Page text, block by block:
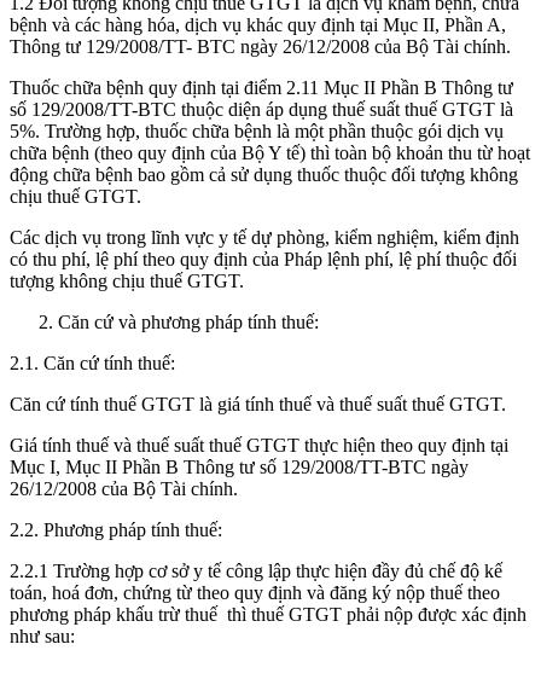
bệnh và các hàng hóa, dịch vụ khác quy định tại Mục II, Phần A,
Thông tư 129/2008/TT- BTC ngày 26/12/2008 của Bộ Tài chính.
Thuốc chữa bệnh quy định tại điểm 2.11 Mục II Phần B Thông tư
số 129/2008/TT-BTC thuộc diện áp dụng thuế suất thuế GTGT là
5%. Trường hợp, thuốc chữa bệnh là một phần thuộc gói dịch vụ
chữa bệnh (theo quy định của Bộ Y tế) thì toàn bộ khoản thu từ hoạt
động chữa bệnh bao gồm cả sử dụng thuốc thuộc đối tượng không
chịu thuế GTGT.
Các dịch vụ trong lĩnh vực y tế dự phòng, kiểm nghiệm, kiểm định
có thu phí, lệ phí theo quy định của Pháp lệnh phí, lệ phí thuộc đối
tượng không chịu thuế GTGT.
Căn cứ và phương pháp tính thuế:
2.1. Căn cứ tính thuế:
Căn cứ tính thuế GTGT là giá tính thuế và thuế suất thuế GTGT.
Giá tính thuế và thuế suất thuế GTGT thực hiện theo quy định tại
Mục I, Mục II Phần B Thông tư số 129/2008/TT-BTC ngày
26/12/2008 của Bộ Tài chính.
2.2. Phương pháp tính thuế:
2.2.1 Trường hợp cơ sở y tế công lập thực hiện đầy đủ chế độ kế
toán, hoá đơn, chứng từ theo quy định và đăng ký nộp thuế theo
phương pháp khấu trừ thuế thì thuế GTGT phải nộp được xác định
như sau: